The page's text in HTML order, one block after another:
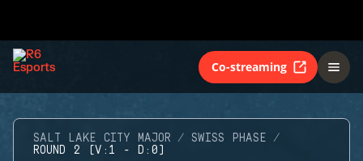
Co-streaming
SALT LAKE CITY MAJOR
SWISS PHASE
ROUND 2 (V:1 - D:0)